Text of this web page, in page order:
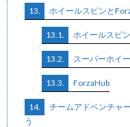
13. ホイールスピンと
13.1. ホイールスピン
13.2. スーパーホイ
13.3. ForzaHub
14.
チームアドベンチャ
う